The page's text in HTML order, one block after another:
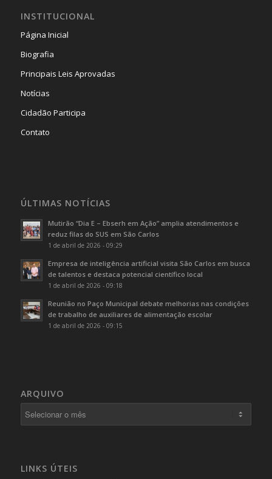
INSTITUCIONAL
Página Inicial
Biografia
Principais Leis Aprovadas
Notícias
Cidadão Participa
Contato
ÚLTIMAS NOTÍCIAS
Mutirão “Dia E – Ebserh em Ação” amplia atendimentos e
reduz filas do SUS em São Carlos
1 de abril de 2026 - 09:29
Empresa de inteligência artificial visita São Carlos em busca
de talentos e destaca potencial científico local
1 de abril de 2026 - 09:18
Reunião no Paço Municipal debate melhorias nas condições
de trabalho de auxiliares de alimentação escolar
1 de abril de 2026 - 09:15
ARQUIVO
LINKS ÚTEIS